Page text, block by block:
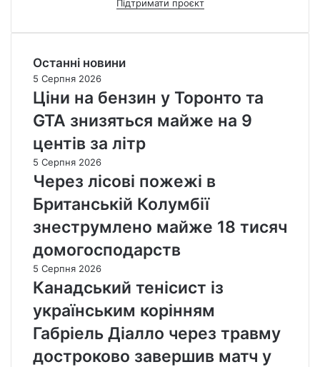
Підтримати проєкт
Останні новини
5 Серпня 2026
Ціни на бензин у Торонто та
GTA знизяться майже на 9
центів за літр
5 Серпня 2026
Через лісові пожежі в
Британській Колумбії
знеструмлено майже 18 тисяч
домогосподарств
5 Серпня 2026
Канадський тенісист із
українським корінням
Габріель Діалло через травму
достроково завершив матч у